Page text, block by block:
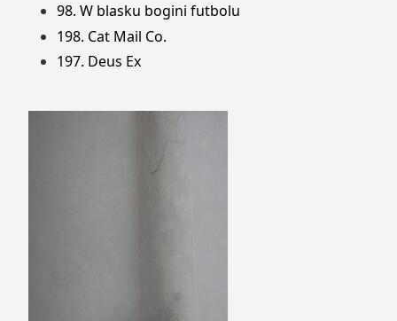
98. W blasku bogini futbolu
198. Cat Mail Co.
197. Deus Ex